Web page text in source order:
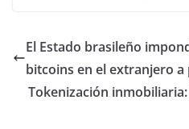
El Estado brasileño
bitcoins en el extranjero
Tokenización